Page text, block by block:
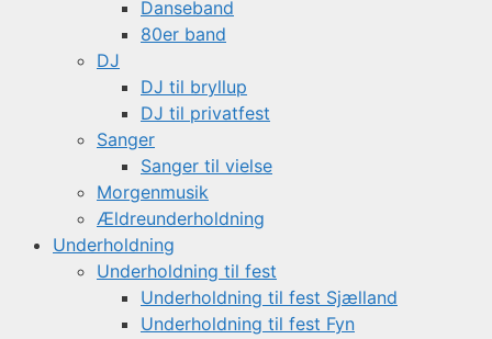
Danseband
80er band
DJ
DJ til bryllup
DJ til privatfest
Sanger
Sanger til vielse
Morgenmusik
Ældreunderholdning
Underholdning
Underholdning til fest
Underholdning til fest Sjælland
Underholdning til fest Fyn